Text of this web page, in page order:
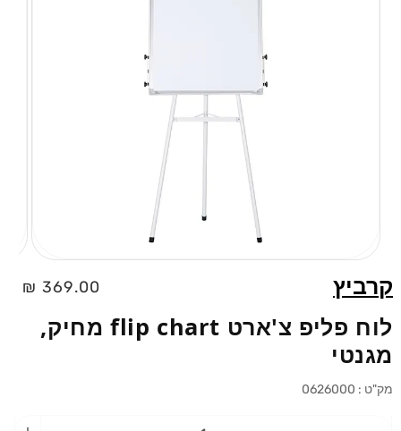
קרביץ
מחיר
369.00 ₪
לוח פליפ צ'ארט flip chart מחיק,
מגנטי
מק"ט : 0626000
1